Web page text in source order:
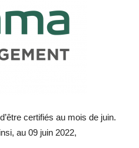
certifiés au mois de juin.
au 09 juin 2022,